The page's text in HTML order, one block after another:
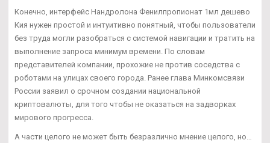
Конечно, интерфейс Нандролона Фенилпропионат 1мл дешево
Кия нужен простой и интуитивно понятный, чтобы пользователи
без труда могли разобраться с системой навигации и тратить на
выполнение запроса минимум времени. По словам
представителей компании, прохожие не против соседства с
роботами на улицах своего города. Ранее глава Минкомсвязи
России заявил о срочном создании национальной
криптовалюты, для того чтобы не оказаться на задворках
мирового прогресса.
А части целого не может быть безразлично мнение целого, но…